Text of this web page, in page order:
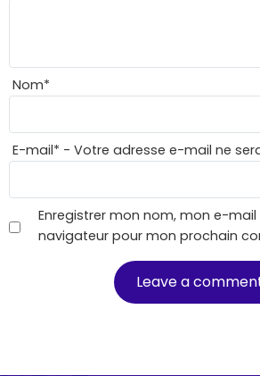
Nom*
E-mail* - Votre adresse e-mail ne
Enregistrer mon nom, mon e-
navigateur pour mon prochain